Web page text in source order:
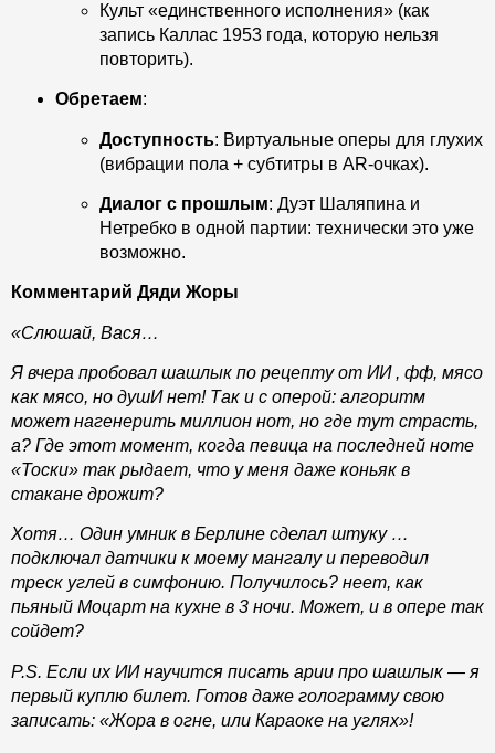
Культ «единственного исполнения» (как
запись Каллас 1953 года, которую нельзя
повторить).
Обретаем:
Доступность: Виртуальные оперы для глухих
(вибрации пола + субтитры в AR-очках).
Диалог с прошлым: Дуэт Шаляпина и
Нетребко в одной партии: технически это уже
возможно.
Комментарий Дяди Жоры
«Слюшай, Вася…
Я вчера пробовал шашлык по рецепту от ИИ , фф, мясо
как мясо, но душИ нет! Так и с оперой: алгоритм
может нагенерить миллион нот, но где тут страсть,
а? Где этот момент, когда певица на последней ноте
«Тоски» так рыдает, что у меня даже коньяк в
стакане дрожит?
Хотя… Один умник в Берлине сделал штуку …
подключал датчики к моему мангалу и переводил
треск углей в симфонию. Получилось? неет, как
пьяный Моцарт на кухне в 3 ночи. Может, и в опере так
сойдет?
P.S. Если их ИИ научится писать арии про шашлык — я
первый куплю билет. Готов даже голограмму свою
записать: «Жора в огне, или Караоке на углях»!